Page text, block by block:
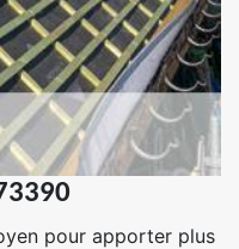
pour apporter plus